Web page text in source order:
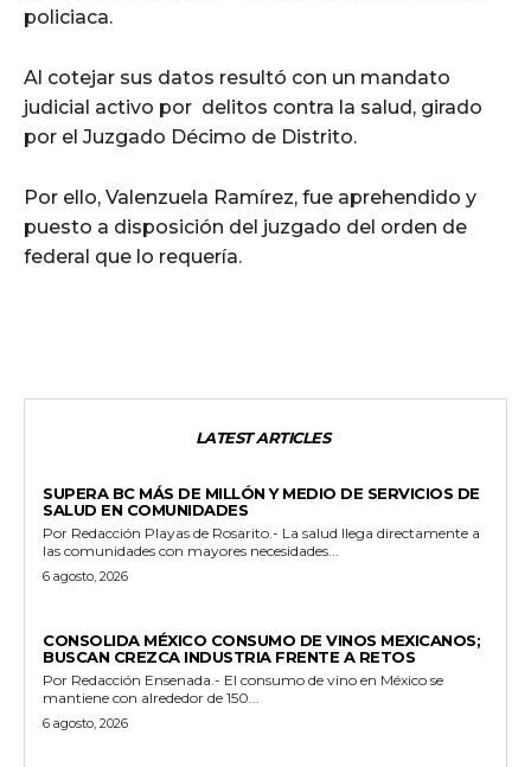
policiaca.
Al cotejar sus datos resultó con un mandato
judicial activo por delitos contra la salud, girado
por el Juzgado Décimo de Distrito.
Por ello, Valenzuela Ramírez, fue aprehendido y
puesto a disposición del juzgado del orden de
federal que lo requería.
LATEST ARTICLES
SUPERA BC MÁS DE MILLÓN Y MEDIO DE SERVICIOS DE
SALUD EN COMUNIDADES
Por Redacción Playas de Rosarito.- La salud llega directamente a
las comunidades con mayores necesidades...
6 agosto, 2026
CONSOLIDA MÉXICO CONSUMO DE VINOS MEXICANOS;
BUSCAN CREZCA INDUSTRIA FRENTE A RETOS
Por Redacción Ensenada.- El consumo de vino en México se
mantiene con alrededor de 150...
6 agosto, 2026